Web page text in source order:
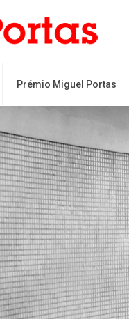
Prémio Miguel Portas